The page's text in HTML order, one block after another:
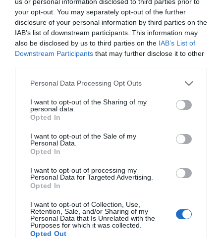
your opt-out. You may separately opt-out of the further
disclosure of your personal information by third parties on the
IAB’s list of downstream participants. This information may
also be disclosed by us to third parties on the IAB’s List of
Downstream Participants that may further disclose it to other
Personal Data Processing Opt Outs
I want to opt-out of the Sharing of my
personal data.
Opted In
I want to opt-out of the Sale of my
Personal Data.
Opted In
I want to opt-out of processing my
Personal Data for Targeted Advertising.
Opted In
I want to opt-out of Collection, Use,
Retention, Sale, and/or Sharing of my
Personal Data that Is Unrelated with the
Purposes for which it was collected.
Opted Out
ΔΕΊΤΕ ΕΠΊΣΗΣ...